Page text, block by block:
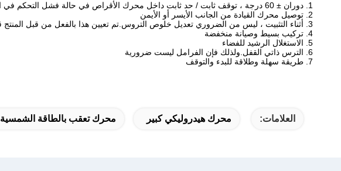
1. دوران ± 60 درجة ، توقف ثابت / حد ثابت داخل محرك الأقراص في حالة فشل التحكم في البرنامج
2. توصيل محرك القيادة من الجانب الأيسر أو الأيمن
3. أثناء التثبيت ، ليس من الضروري تعديل خلوص التروس.تم تعيين هذا بالفعل من قبل المنتج قبل المصنع
4. تركيب بسيط وصيانة منخفضة
5. الاستغلال الرشيد للفضاء
6. الترس ذاتي القفل.ولذلك فإن الفرامل ليست ضرورية
7. طريقة سهلة وطلاقة للبدء والتوقف
العلامات: محرك هيدروليكي كبير محرك تعقب بالطاقة الشمسية